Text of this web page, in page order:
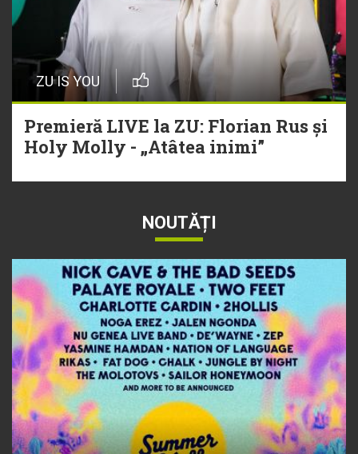
ZU IS YOU
Premieră LIVE la ZU: Florian Rus și
Holy Molly - „Atâtea inimi”
NOUTĂȚI